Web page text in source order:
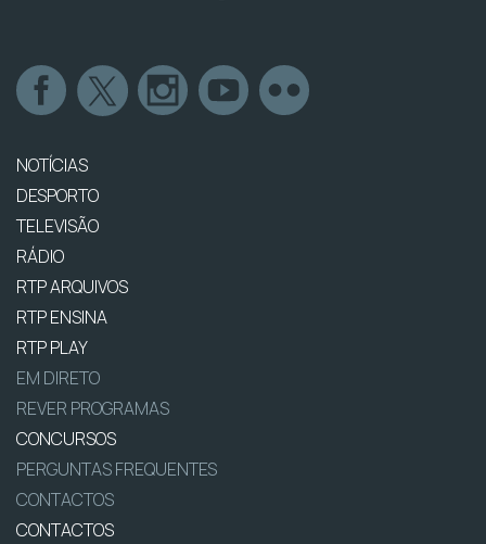
NOTÍCIAS
DESPORTO
TELEVISÃO
RÁDIO
RTP ARQUIVOS
RTP ENSINA
RTP PLAY
EM DIRETO
REVER PROGRAMAS
CONCURSOS
PERGUNTAS FREQUENTES
CONTACTOS
CONTACTOS